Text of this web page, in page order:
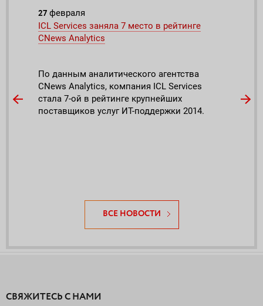
27 февраля
ICL Services заняла 7 место в рейтинге
CNews Analytics
По данным аналитического агентства
CNews Analytics, компания ICL Services
стала 7-ой в рейтинге крупнейших
поставщиков услуг ИТ-поддержки 2014.
ВСЕ НОВОСТИ
СВЯЖИТЕСЬ С НАМИ